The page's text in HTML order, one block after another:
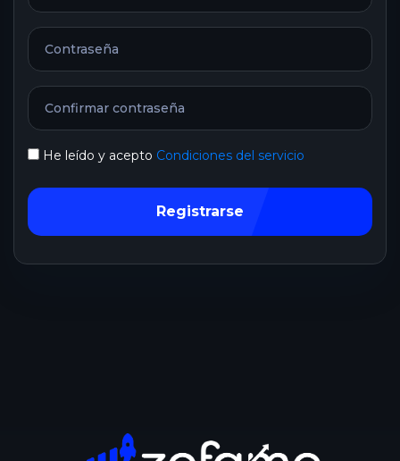
He leído y acepto Condiciones del servicio
Registrarse